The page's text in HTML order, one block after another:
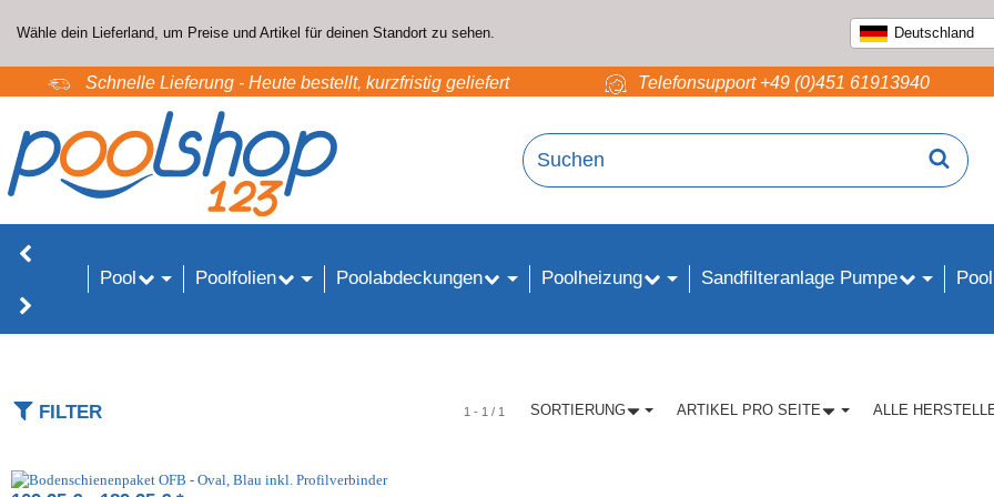
Wähle dein Lieferland, um Preise und Artikel für deinen Standort zu sehen. Deutschland
Schnelle Lieferung - Heute bestellt, kurzfristig geliefert Telefonsupport +49 (0)451 61913940
Pool Poolfolien Poolabdeckungen Poolheizung Sandfilteranlage Pumpe
FILTER 1 - 1 / 1 SORTIERUNG ARTIKEL PRO SEITE ALLE